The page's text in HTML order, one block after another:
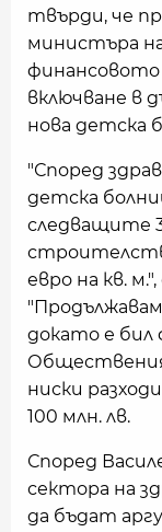
твърди, че
министъра
финансовото
включване в
нова детска
"Според
детска
следващите
евро на кв.
докато е
ниски
100 млн. лв.
Според
сектора на
да бъдат